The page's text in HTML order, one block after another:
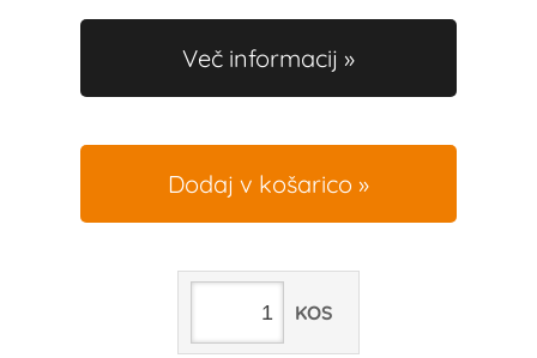
Več informacij
Dodaj v košarico
KOS